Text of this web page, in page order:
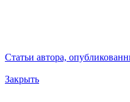
Статьи автора,
Закрыть